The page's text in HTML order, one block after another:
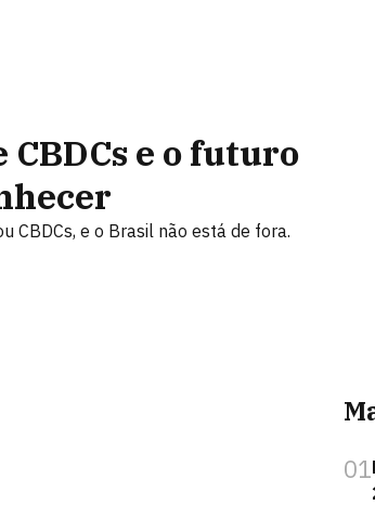
e o futuro
CBDCs, e o Brasil não está de fora.
01